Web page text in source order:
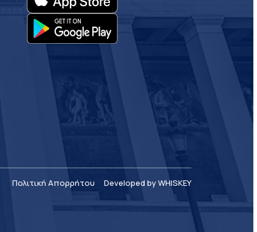
Πολιτική Απορρήτου Developed by WHISKEY